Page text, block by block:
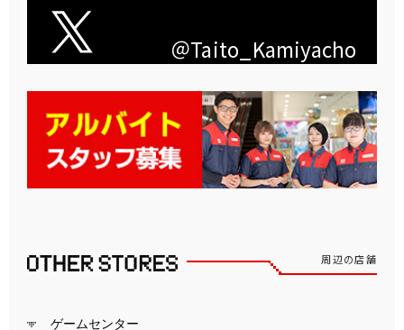
＠Taito_Kamiyacho
周辺の店舗
ゲームセンター